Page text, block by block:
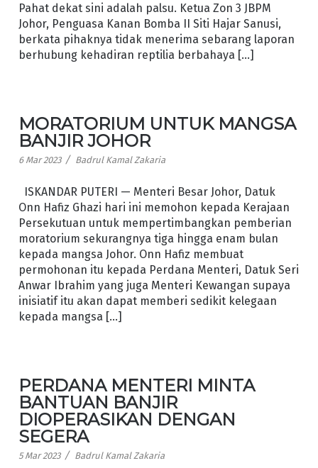
Pahat dekat sini adalah palsu. Ketua Zon 3 JBPM
Johor, Penguasa Kanan Bomba II Siti Hajar Sanusi,
berkata pihaknya tidak menerima sebarang laporan
berhubung kehadiran reptilia berbahaya […]
MORATORIUM UNTUK MANGSA
BANJIR JOHOR
6 Mar 2023 / Badrul Kamal Zakaria
ISKANDAR PUTERI — Menteri Besar Johor, Datuk
Onn Hafiz Ghazi hari ini memohon kepada Kerajaan
Persekutuan untuk mempertimbangkan pemberian
moratorium sekurangnya tiga hingga enam bulan
kepada mangsa Johor. Onn Hafiz membuat
permohonan itu kepada Perdana Menteri, Datuk Seri
Anwar Ibrahim yang juga Menteri Kewangan supaya
inisiatif itu akan dapat memberi sedikit kelegaan
kepada mangsa […]
PERDANA MENTERI MINTA
BANTUAN BANJIR
DIOPERASIKAN DENGAN
SEGERA
5 Mar 2023 / Badrul Kamal Zakaria